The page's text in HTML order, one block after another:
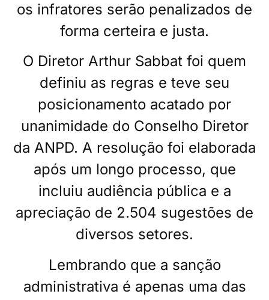
os infratores serão penalizados de
forma certeira e justa.
O Diretor Arthur Sabbat foi quem
definiu as regras e teve seu
posicionamento acatado por
unanimidade do Conselho Diretor
da ANPD. A resolução foi elaborada
após um longo processo, que
incluiu audiência pública e a
apreciação de 2.504 sugestões de
diversos setores.
Lembrando que a sanção
administrativa é apenas uma das